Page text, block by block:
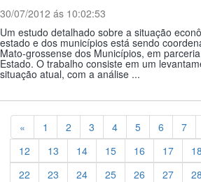
30/07/2012 ás 10:02:53
Um estudo detalhado sobre a situação
estado e dos municípios está sendo
Mato-grossense dos Municípios, em
Estado. O trabalho consiste em um
situação atual, com a análise ...
« Previous
1 2 3 4 5 6 7
12
13 14 15 16 17 18
22
23 24 25 26 27 28